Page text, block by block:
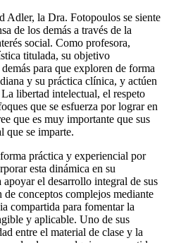
Adler, la Dra. Fotopoulos se siente
de los demás a través de la
social. Como profesora,
titulada, su objetivo
para que exploren de forma
y su práctica clínica, y actúen
libertad intelectual, el respeto
que se esfuerza por lograr en
que es muy importante que sus
que se imparte.
práctica y experiencial por
esta dinámica en su
el desarrollo integral de sus
conceptos complejos mediante
compartida para fomentar la
y aplicable. Uno de sus
entre el material de clase y la